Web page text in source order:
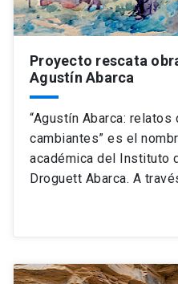
Proyecto rescata
Agustín Abarca
“Agustín Abarca:
cambiantes” es el
académica del Instituto
Droguett Abarca. A